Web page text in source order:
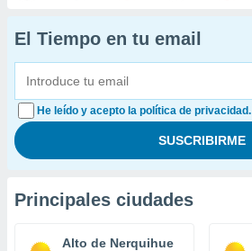
El Tiempo en tu email
He leído y acepto la política de privacidad.
Principales ciudades
Alto de Nerquihue